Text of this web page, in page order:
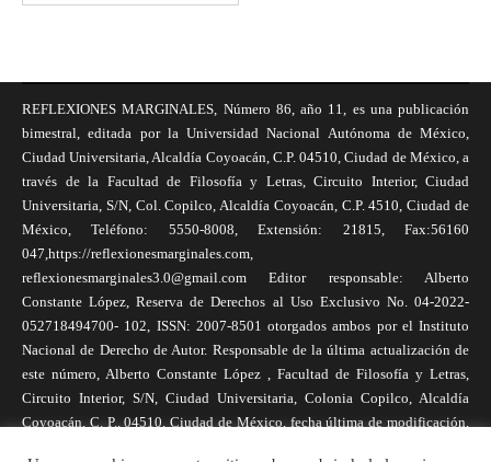
REFLEXIONES MARGINALES, Número 86, año 11, es una publicación
bimestral, editada por la Universidad Nacional Autónoma de México,
Ciudad Universitaria, Alcaldía Coyoacán, C.P. 04510, Ciudad de México, a
través de la Facultad de Filosofía y Letras, Circuito Interior, Ciudad
Universitaria, S/N, Col. Copilco, Alcaldía Coyoacán, C.P. 4510, Ciudad de
México, Teléfono: 5550-8008, Extensión: 21815, Fax:56160
047,https://reflexionesmarginales.com,
reflexionesmarginales3.0@gmail.com Editor responsable: Alberto
Constante López, Reserva de Derechos al Uso Exclusivo No. 04-2022-
052718494700- 102, ISSN: 2007-8501 otorgados ambos por el Instituto
Nacional de Derecho de Autor. Responsable de la última actualización de
este número, Alberto Constante López , Facultad de Filosofía y Letras,
Circuito Interior, S/N, Ciudad Universitaria, Colonia Copilco, Alcaldía
Coyoacán, C. P., 04510, Ciudad de México, fecha última de modificación,